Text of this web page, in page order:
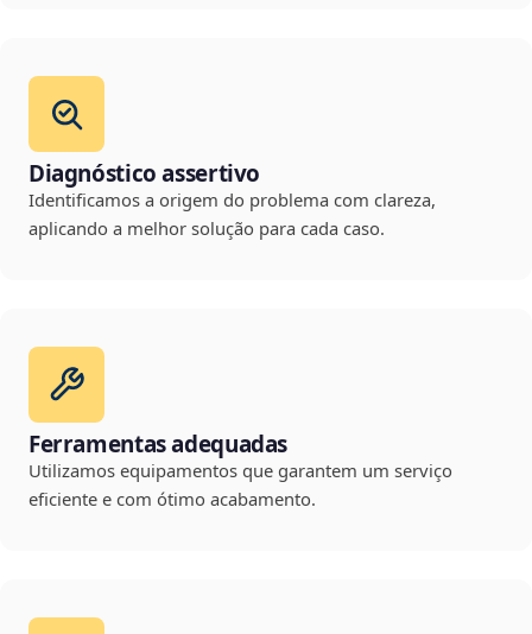
Diagnóstico assertivo
Identificamos a origem do problema com clareza,
aplicando a melhor solução para cada caso.
Ferramentas adequadas
Utilizamos equipamentos que garantem um serviço
eficiente e com ótimo acabamento.